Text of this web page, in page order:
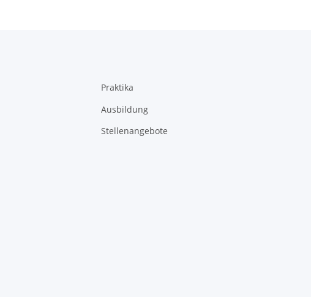
Praktika
Ausbildung
Stellenangebote